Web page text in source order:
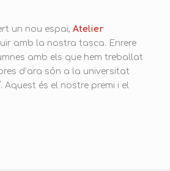
un nou espai, Atelier
amb la nostra tasca. Enrere
amb els que hem treballat
d’ara són a la universitat
Aquest és el nostre premi i el